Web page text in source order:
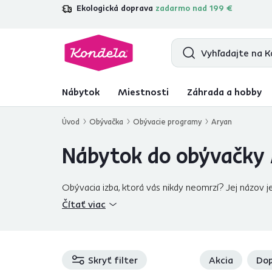
Ekologická doprava zadarmo nad 199 €
4,7 31 333overených produktových
Nábytok Miestnosti Záhrada a hobby
Úvod Obývačka Obývacie programy Aryan
Nábytok do
Obývacia izba, ktorá vás nikdy neomrzí? Jej názov
premeniť na luxusné miesto. Vaša obývačka bude
police, komody, vitríny a regály
. Doplňte
Čítať viac
Skryť filter Akcia